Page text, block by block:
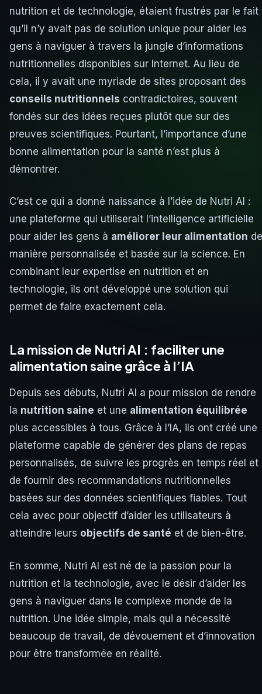
nutrition et de technologie, étaient frustrés par le fait
qu’il n’y avait pas de solution unique pour aider les
gens à naviguer à travers la jungle d’informations
nutritionnelles disponibles sur Internet. Au lieu de
cela, il y avait une myriade de sites proposant des
conseils nutritionnels contradictoires, souvent
fondés sur des idées reçues plutôt que sur des
preuves scientifiques. Pourtant, l’importance d’une
bonne alimentation pour la santé n’est plus à
démontrer.
C’est ce qui a donné naissance à l’idée de Nutri AI :
une plateforme qui utiliserait l’intelligence artificielle
pour aider les gens à améliorer leur alimentation de
manière personnalisée et basée sur la science. En
combinant leur expertise en nutrition et en
technologie, ils ont développé une solution qui
permet de faire exactement cela.
La mission de Nutri AI : faciliter une
alimentation saine grâce à l’IA
Depuis ses débuts, Nutri AI a pour mission de rendre
la nutrition saine et une alimentation équilibrée
plus accessibles à tous. Grâce à l’IA, ils ont créé une
plateforme capable de générer des plans de repas
personnalisés, de suivre les progrès en temps réel et
de fournir des recommandations nutritionnelles
basées sur des données scientifiques fiables. Tout
cela avec pour objectif d’aider les utilisateurs à
atteindre leurs objectifs de santé et de bien-être.
En somme, Nutri AI est né de la passion pour la
nutrition et la technologie, avec le désir d’aider les
gens à naviguer dans le complexe monde de la
nutrition. Une idée simple, mais qui a nécessité
beaucoup de travail, de dévouement et d’innovation
pour être transformée en réalité.